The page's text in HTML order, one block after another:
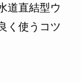
道直結型ウ
く使うコツ